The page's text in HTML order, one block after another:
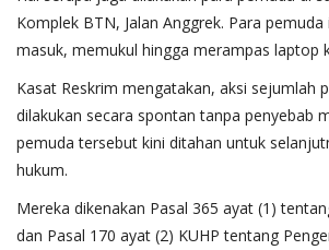
Komplek BTN, Jalan Anggrek. Para
masuk, memukul hingga merampas laptop
Kasat Reskrim mengatakan, aksi sejumlah
dilakukan secara spontan tanpa penyebab
pemuda tersebut kini ditahan untuk
hukum.
Mereka dikenakan Pasal 365 ayat (1)
dan Pasal 170 ayat (2) KUHP tentang